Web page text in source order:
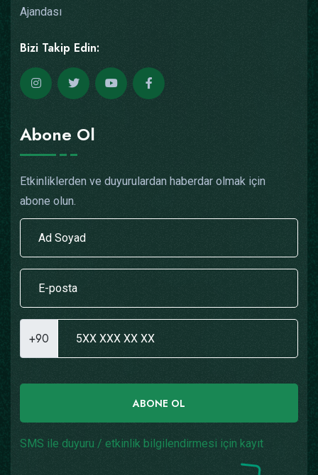
Ajandası
Bizi Takip Edin:
Abone Ol
Etkinliklerden ve duyurulardan haberdar olmak için
abone olun.
+90
ABONE OL
SMS ile duyuru / etkinlik bilgilendirmesi için kayıt